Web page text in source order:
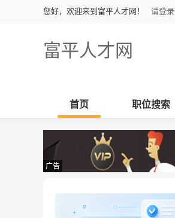
您好，欢迎来到富平人才网！ 请登录
富平人才网
首页 职位搜索
广告